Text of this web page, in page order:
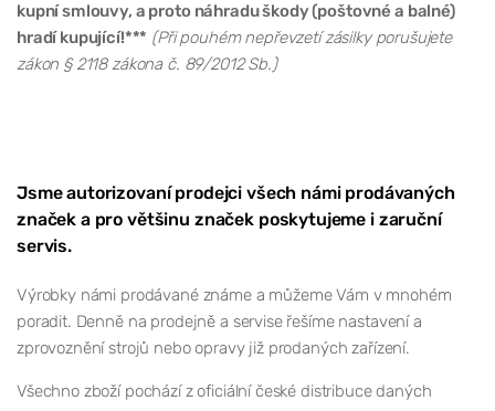
kupní smlouvy, a proto náhradu škody (poštovné a balné)
hradí kupující!*** (Při pouhém nepřevzetí zásilky porušujete
zákon § 2118 zákona č. 89/2012 Sb.)
Jsme autorizovaní prodejci všech námi prodávaných
značek a pro většinu značek poskytujeme i zaruční
servis.
Výrobky námi prodávané známe a můžeme Vám v mnohém
poradit. Denně na prodejně a servise řešíme nastavení a
zprovoznění strojů nebo opravy již prodaných zařízení.
Všechno zboží pochází z oficiální české distribuce daných